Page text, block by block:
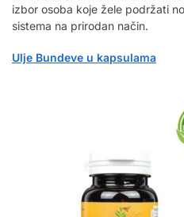
izbor osoba koje žele podržati
sistema na prirodan način.
Ulje Bundeve u kapsulama